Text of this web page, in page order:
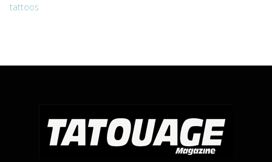
tattoos